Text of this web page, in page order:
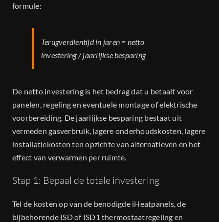
formule:
Terugverdientijd in jaren = netto
investering / jaarlijkse besparing
De netto investering is het bedrag dat u betaalt voor
panelen, regeling en eventuele montage of elektrische
voorbereiding. De jaarlijkse besparing bestaat uit
vermeden gasverbruik, lagere onderhoudskosten, lagere
installatiekosten ten opzichte van alternatieven en het
effect van verwarmen per ruimte.
Stap 1: Bepaal de totale investering
Tel de kosten op van de benodigde iHeatpanels, de
bijbehorende ISD of ISD1 thermostaatregeling en